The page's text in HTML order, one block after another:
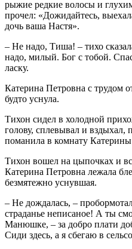
рыжие редкие волосы и
прочел: «Дожидайтесь,
дочь ваша Настя».
– Не надо, Тиша! – тихо
надо, милый. Бог с тобой.
ласку.
Катерина Петровна с трудом
будто уснула.
Тихон сидел в холодной
голову, сплевывал и
поманила в комнату
Тихон вошел на цыпочках и
Катерина Петровна лежала
безмятежно уснувшая.
– Не дождалась, –
страданье неписаное! А ты
Манюшке, – за добро плати
Сиди здесь, а я сбегаю в